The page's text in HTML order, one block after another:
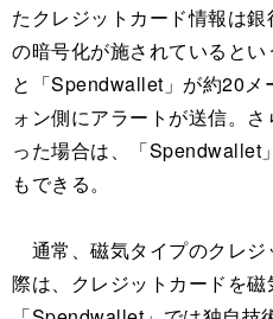
たクレジットカード情報は
の暗号化が施されていると
と「Spendwallet」が約20メ
ォン側にアラートが送信。
った場合は、「Spendwallet
もできる。
通常、磁気タイプのクレジ
際は、クレジットカードを磁